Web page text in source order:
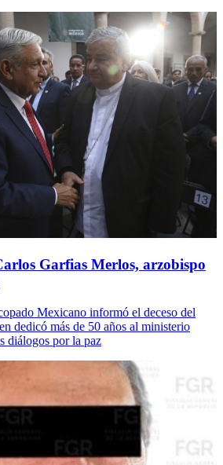
Garfias Merlos, arzobispo
Mexicano informó el deceso del
dedicó más de 50 años al ministerio
diálogos por la paz